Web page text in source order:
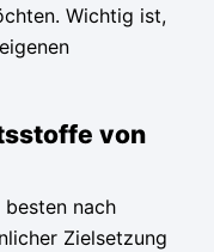
Wichtig ist,
von
nach
Zielsetzung